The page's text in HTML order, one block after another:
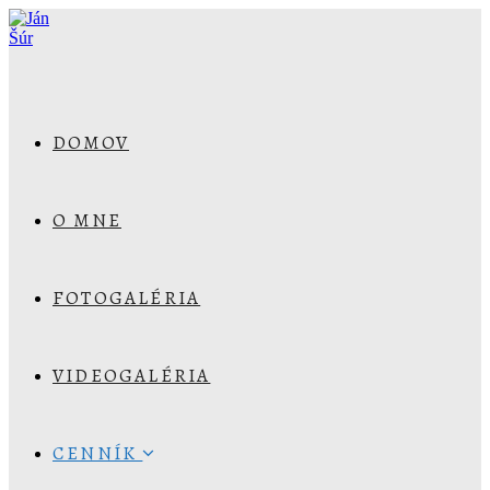
DOMOV
O MNE
FOTOGALÉRIA
VIDEOGALÉRIA
CENNÍK